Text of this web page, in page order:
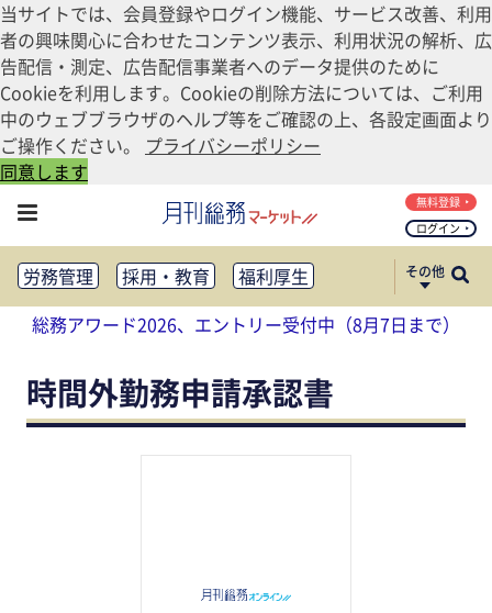
当サイトでは、会員登録やログイン機能、サービス改善、利用
者の興味関心に合わせたコンテンツ表示、利用状況の解析、広
告配信・測定、広告配信事業者へのデータ提供のために
Cookieを利用します。Cookieの削除方法については、ご利用
中のウェブブラウザのヘルプ等をご確認の上、各設定画面より
ご操作ください。 プライバシーポリシー
同意します
ログイン
無料登録
労務管理 採用・教育
福利厚生
健康経営
働き方改革
法務・コンプライアンス
リスクマネジメント・BCP
社外・社内広報
社外・社内コミュニケーション活性化
FM・オフィス移転
CSR・SDGs
その他
総務アワード2026、エントリー受付中（8月7日まで）
時間外勤務申請承認書